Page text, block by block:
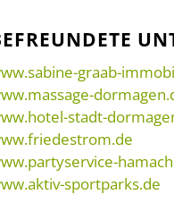
graab-
stadt-
sportparks.de